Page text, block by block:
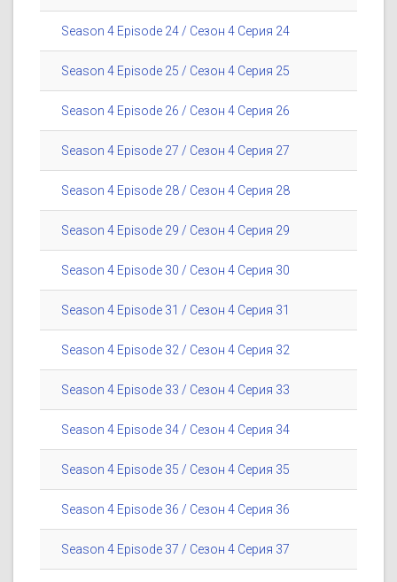
Season 4 Episode 24 / Сезон 4 Серия 24
Season 4 Episode 25 / Сезон 4 Серия 25
Season 4 Episode 26 / Сезон 4 Серия 26
Season 4 Episode 27 / Сезон 4 Серия 27
Season 4 Episode 28 / Сезон 4 Серия 28
Season 4 Episode 29 / Сезон 4 Серия 29
Season 4 Episode 30 / Сезон 4 Серия 30
Season 4 Episode 31 / Сезон 4 Серия 31
Season 4 Episode 32 / Сезон 4 Серия 32
Season 4 Episode 33 / Сезон 4 Серия 33
Season 4 Episode 34 / Сезон 4 Серия 34
Season 4 Episode 35 / Сезон 4 Серия 35
Season 4 Episode 36 / Сезон 4 Серия 36
Season 4 Episode 37 / Сезон 4 Серия 37